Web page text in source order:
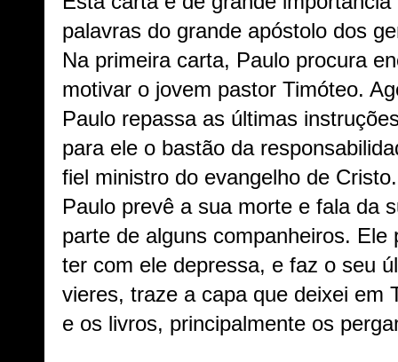
palavras do grande apóstolo dos
Na primeira carta, Paulo procura
motivar o jovem pastor Timóteo.
Paulo repassa as últimas
para ele o bastão da
fiel ministro do evangelho de
Paulo prevê a sua morte e fala da
parte de alguns companheiros. Ele
ter com ele depressa, e faz o seu
vieres, traze a capa que deixei em
e os livros, principalmente os